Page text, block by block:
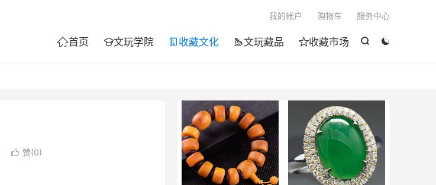


首页 文玩学院  收藏文化 文玩藏品 收藏市场
我的帐户 购物车 服务中心
 赞(0)